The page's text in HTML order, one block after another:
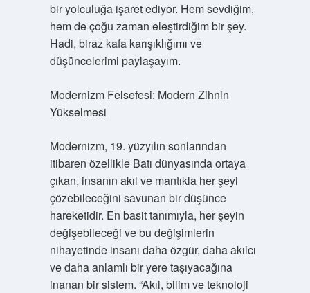
bir yolculuğa işaret ediyor. Hem sevdiğim,
hem de çoğu zaman eleştirdiğim bir şey.
Hadi, biraz kafa karışıklığımı ve
düşüncelerimi paylaşayım.
Modernizm Felsefesi: Modern Zihnin
Yükselmesi
Modernizm, 19. yüzyılın sonlarından
itibaren özellikle Batı dünyasında ortaya
çıkan, insanın akıl ve mantıkla her şeyi
çözebileceğini savunan bir düşünce
hareketidir. En basit tanımıyla, her şeyin
değişebileceği ve bu değişimlerin
nihayetinde insanı daha özgür, daha akılcı
ve daha anlamlı bir yere taşıyacağına
inanan bir sistem. “Akıl, bilim ve teknoloji